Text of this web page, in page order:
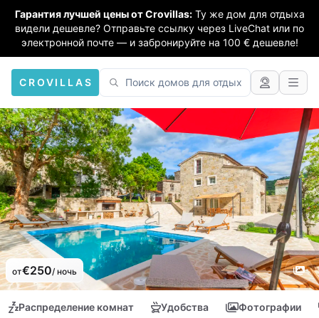
Гарантия лучшей цены от Crovillas: Ту же дом для отдыха
видели дешевле? Отправьте ссылку через LiveChat или по
электронной почте — и забронируйте на 100 € дешевле!
CROVILLAS
от€250/ ночь
Распределение комнат Удобства Фотографии